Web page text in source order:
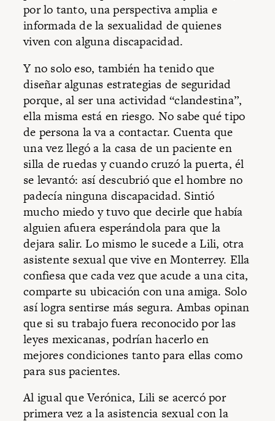
por lo tanto, una perspectiva amplia e
informada de la sexualidad de quienes
viven con alguna discapacidad.
Y no solo eso, también ha tenido que
diseñar algunas estrategias de seguridad
porque, al ser una actividad “clandestina”,
ella misma está en riesgo. No sabe qué tipo
de persona la va a contactar. Cuenta que
una vez llegó a la casa de un paciente en
silla de ruedas y cuando cruzó la puerta, él
se levantó: así descubrió que el hombre no
padecía ninguna discapacidad. Sintió
mucho miedo y tuvo que decirle que había
alguien afuera esperándola para que la
dejara salir. Lo mismo le sucede a Lili, otra
asistente sexual que vive en Monterrey. Ella
confiesa que cada vez que acude a una cita,
comparte su ubicación con una amiga. Solo
así logra sentirse más segura. Ambas opinan
que si su trabajo fuera reconocido por las
leyes mexicanas, podrían hacerlo en
mejores condiciones tanto para ellas como
para sus pacientes.
Al igual que Verónica, Lili se acercó por
primera vez a la asistencia sexual con la